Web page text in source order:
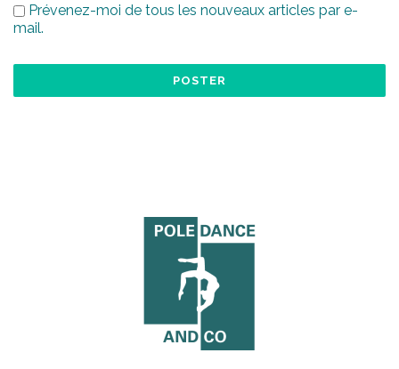
Prévenez-moi de tous les nouveaux articles par e-
mail.